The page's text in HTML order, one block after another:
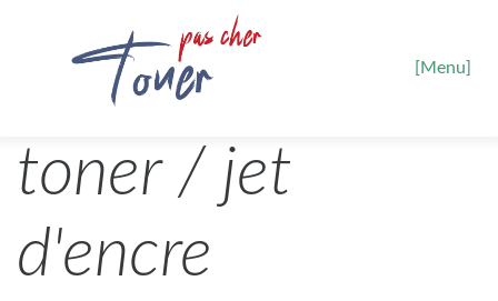
[Menu]
toner / jet
d'encre